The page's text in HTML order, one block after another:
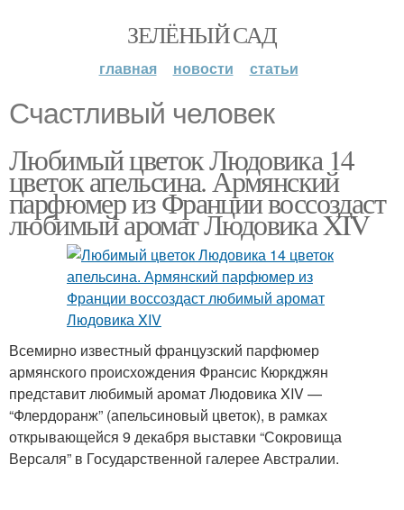
ЗЕЛЁНЫЙ САД
главная новости статьи
Счастливый человек
Любимый цветок Людовика 14
цветок апельсина. Армянский
парфюмер из Франции воссоздаст
любимый аромат Людовика XIV
Всемирно известный французский парфюмер
армянского происхождения Франсис Кюркджян
представит любимый аромат Людовика XIV —
“Флердоранж” (апельсиновый цветок), в рамках
открывающейся 9 декабря выставки “Сокровища
Версаля” в Государственной галерее Австралии.